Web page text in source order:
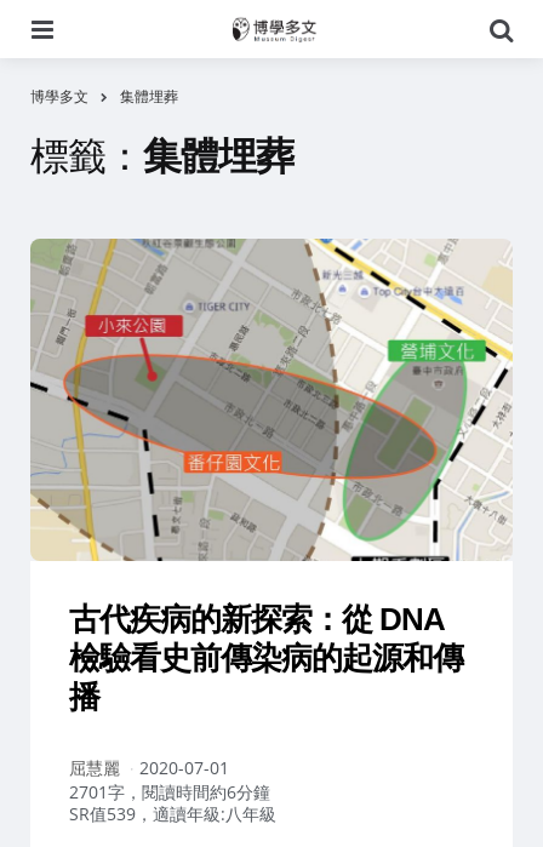
尋
博學多文 集體埋葬
標籤： 集體埋葬
古代疾病的新探索：從 DNA
檢驗看史前傳染病的起源和傳
播
作
者：
屈慧麗
2020-07-01
2701字，閱讀時間約6分鐘
SR值539，適讀年級:八年級